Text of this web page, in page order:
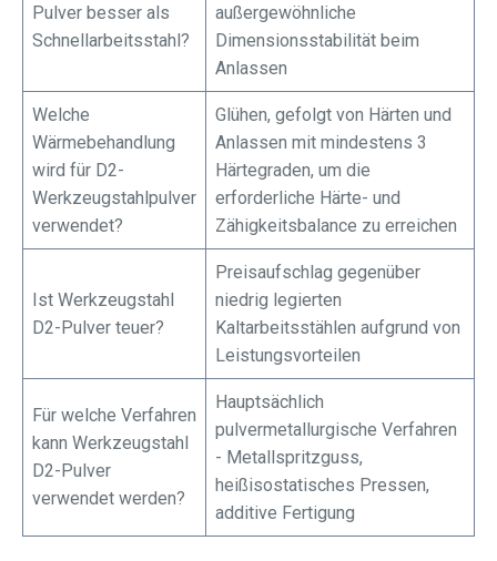
Pulver besser als
Schnellarbeitsstahl?
außergewöhnliche
Dimensionsstabilität beim
Anlassen
Welche
Wärmebehandlung
wird für D2-
Werkzeugstahlpulver
verwendet?
Glühen, gefolgt von Härten und
Anlassen mit mindestens 3
Härtegraden, um die
erforderliche Härte- und
Zähigkeitsbalance zu erreichen
Ist Werkzeugstahl
D2-Pulver teuer?
Preisaufschlag gegenüber
niedrig legierten
Kaltarbeitsstählen aufgrund von
Leistungsvorteilen
Für welche Verfahren
kann Werkzeugstahl
D2-Pulver
verwendet werden?
Hauptsächlich
pulvermetallurgische Verfahren
- Metallspritzguss,
heißisostatisches Pressen,
additive Fertigung